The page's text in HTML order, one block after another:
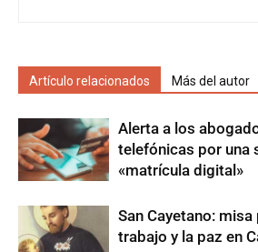
Artículo relacionados Más del autor
Alerta a los
telefónicas por una
«matrícula digital»
San Cayetano: misa
trabajo y la paz en